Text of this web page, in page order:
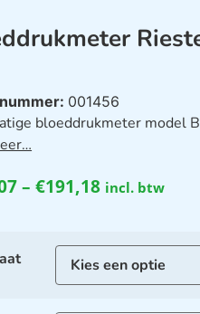
001456
bloeddrukmeter model
– €191,18 incl. btw